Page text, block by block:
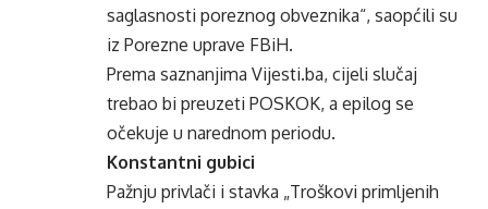
saglasnosti poreznog obveznika“, saopćili su
iz Porezne uprave FBiH.
Prema saznanjima Vijesti.ba, cijeli slučaj
trebao bi preuzeti POSKOK, a epilog se
očekuje u narednom periodu.
Konstantni gubici
Pažnju privlači i stavka „Troškovi primljenih